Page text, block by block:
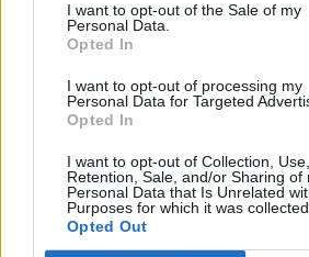
I want to opt-out of the Sale of my
Personal Data.
Opted In
I want to opt-out of processing my
Personal Data for Targeted
Opted In
I want to opt-out of Collection, Use,
Retention, Sale, and/or Sharing of
Personal Data that Is Unrelated
Purposes for which it was collected.
Opted Out
G-SEXY
H «καυτή» αποκάλυψη του